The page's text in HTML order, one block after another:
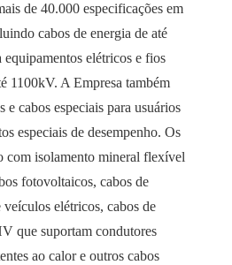
de 40.000 especificações em
cabos de energia de até
equipamentos elétricos e fios
1100kV. A Empresa também
e cabos especiais para usuários
especiais de desempenho. Os
com isolamento mineral flexível
fotovoltaicos, cabos de
veículos elétricos, cabos de
que suportam condutores
ao calor e outros cabos